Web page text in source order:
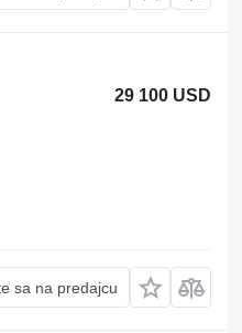
29 100 USD
sa na predajcu